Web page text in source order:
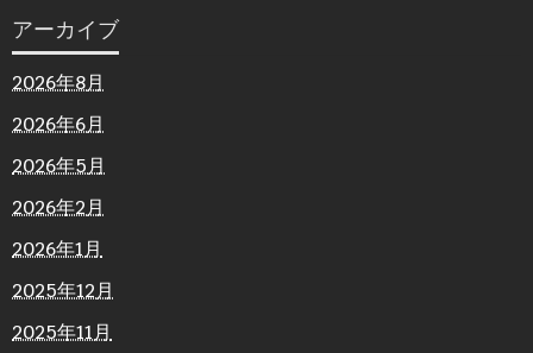
アーカイブ
2026年8月
2026年6月
2026年5月
2026年2月
2026年1月
2025年12月
2025年11月